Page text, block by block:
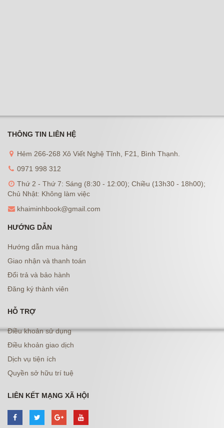
THÔNG TIN LIÊN HỆ
Hẻm 266-268 Xô Viết Nghệ Tĩnh, F21, Bình Thạnh.
0971 998 312
Thứ 2 - Thứ 7: Sáng (8:30 - 12:00); Chiều (13h30 - 18h00);
Chủ Nhật: Không làm việc
khaiminhbook@gmail.com
HƯỚNG DẪN
Hướng dẫn mua hàng
Giao nhận và thanh toán
Đổi trả và bảo hành
Đăng ký thành viên
HỖ TRỢ
Điều khoản sử dụng
Điều khoản giao dịch
Dịch vụ tiện ích
Quyền sở hữu trí tuệ
LIÊN KẾT MẠNG XÃ HỘI